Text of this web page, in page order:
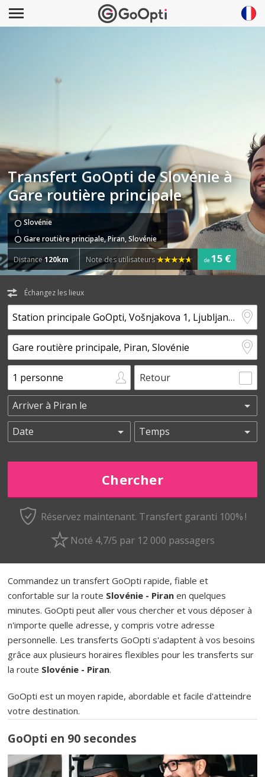
Transfert GoOpti de Slovénie à
Gare routière principale
Slovénie
Gare routière principale, Piran, Slovénie
Distance120km Note des utilisateurs de 15 €
Échangez les lieux
Retour
Réservez maintenant. Transfert garanti 100% !
Noté 4,7/5 par 12 000 passagers
Commandez un transfert GoOpti rapide, fiable et
confortable sur la route Slovénie - Piran en quelques
minutes. GoOpti peut aller vous chercher et vous déposer à
n'importe quelle adresse, y compris votre adresse
personnelle. Les transferts GoOpti s'adaptent à vos besoins
grâce aux plusieurs horaires flexibles pour les transferts sur
la route Slovénie - Piran.
GoOpti est un moyen rapide, abordable et facile d'atteindre
votre destination.
GoOpti en 90 secondes